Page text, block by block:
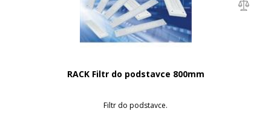
RACK Filtr do podstavce 800mm
Filtr do podstavce.